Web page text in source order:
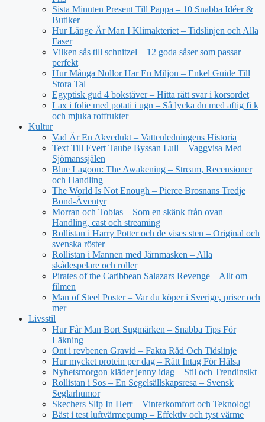
Sista Minuten Present Till Pappa – 10 Snabba Idéer &
Butiker
Hur Länge Är Man I Klimakteriet – Tidslinjen och Alla
Faser
Vilken sås till schnitzel – 12 goda såser som passar
perfekt
Hur Många Nollor Har En Miljon – Enkel Guide Till
Stora Tal
Egyptisk gud 4 bokstäver – Hitta rätt svar i korsordet
Lax i folie med potati i ugn – Så lycka du med aftig fi k
och mjuka rotfrukter
Kultur
Vad Är En Akvedukt – Vattenledningens Historia
Text Till Evert Taube Byssan Lull – Vaggvisa Med
Sjömanssjälen
Blue Lagoon: The Awakening – Stream, Recensioner
och Handling
The World Is Not Enough – Pierce Brosnans Tredje
Bond-Äventyr
Morran och Tobias – Som en skänk från ovan –
Handling, cast och streaming
Rollistan i Harry Potter och de vises sten – Original och
svenska röster
Rollistan i Mannen med Järnmasken – Alla
skådespelare och roller
Pirates of the Caribbean Salazars Revenge – Allt om
filmen
Man of Steel Poster – Var du köper i Sverige, priser och
mer
Livsstil
Hur Får Man Bort Sugmärken – Snabba Tips För
Läkning
Ont i revbenen Gravid – Fakta Råd Och Tidslinje
Hur mycket protein per dag – Rätt Intag För Hälsa
Nyhetsmorgon kläder jenny idag – Stil och Trendinsikt
Rollistan i Sos – En Segelsällskapsresa – Svensk
Seglarhumor
Skechers Slip In Herr – Vinterkomfort och Teknologi
Bäst i test luftvärmepump – Effektiv och tyst värme